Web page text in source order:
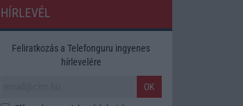
HÍRLEVÉL
Feliratkozás a Telefonguru ingyenes
hírlevelére
OK